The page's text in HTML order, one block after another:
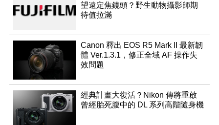
望遠定焦鏡頭？野生動物攝影師期
待值拉滿
Canon 釋出 EOS R5 Mark II 最新韌
體 Ver.1.3.1，修正全域 AF 操作失
效問題
經典計畫大復活？Nikon 傳將重啟
曾經胎死腹中的 DL 系列高階隨身機